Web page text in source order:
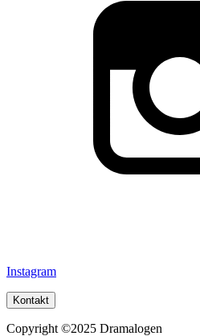
Instagram
Kontakt
Copyright ©2025 Dramalogen